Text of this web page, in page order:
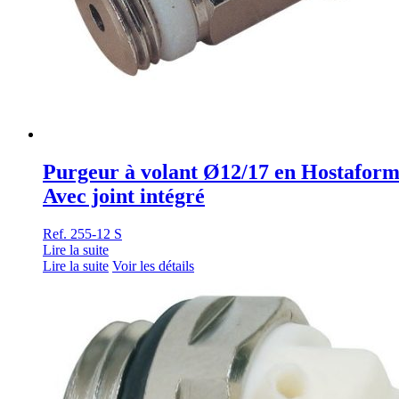
Purgeur à volant Ø12/17 en Hostaform
Avec joint intégré
Ref. 255-12 S
Lire la suite
Lire la suite Voir les détails